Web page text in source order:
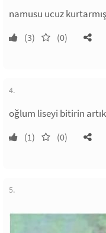
namusu ucuz
(3) (0)
4.
oğlum liseyi bitirin
(1) (0)
5.